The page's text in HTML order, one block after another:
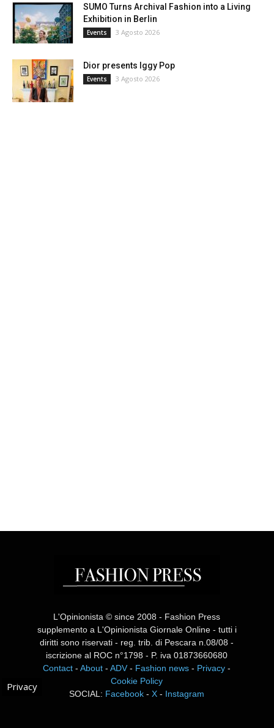
SUMO Turns Archival Fashion into a Living
Exhibition in Berlin
Events 3 Agosto 2026
Dior presents Iggy Pop
Events 3 Agosto 2026
L'Opinionista © since 2008 - Fashion Press
supplemento a L'Opinionista Giornale Online - tutti i
diritti sono riservati - reg. trib. di Pescara n.08/08 -
iscrizione al ROC n°1798 - P. iva 01873660680
Contact -About -ADV - Fashion news - Privacy -
Cookie Policy
SOCIAL: Facebook -X - Instagram
Privacy